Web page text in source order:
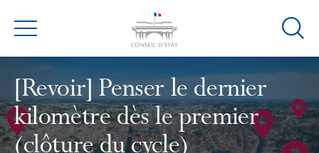
Menu
Ouvrir
[Revoir] Penser le dernier
kilomètre dès le premier
(clôture du cycle)